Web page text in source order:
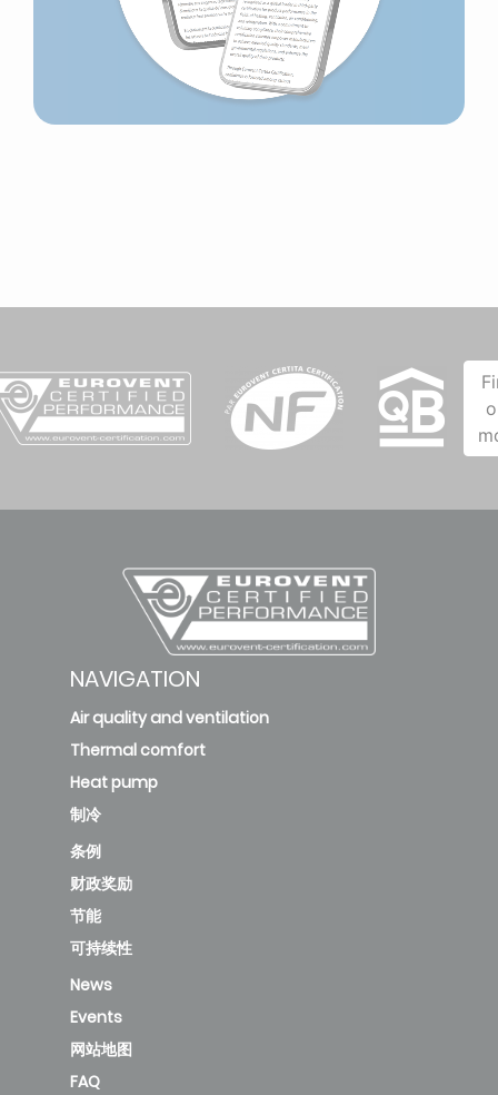
NAVIGATION
Air quality and ventilation
Thermal comfort
Heat pump
制冷
条例
财政奖励
节能
可持续性
News
Events
网站地图
FAQ